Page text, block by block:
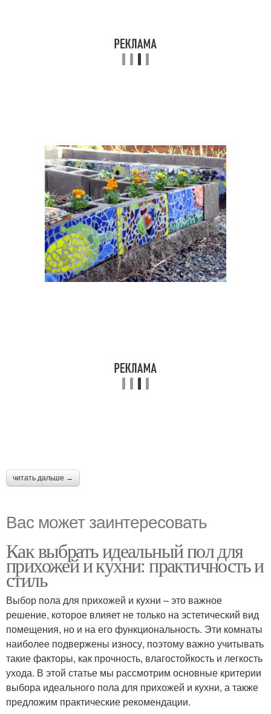
читать дальше →
Вас может заинтересовать
Как выбрать идеальный пол для
прихожей и кухни: практичность и
стиль
Выбор пола для прихожей и кухни – это важное
решение, которое влияет не только на эстетический вид
помещения, но и на его функциональность. Эти комнаты
наиболее подвержены износу, поэтому важно учитывать
такие факторы, как прочность, влагостойкость и легкость
ухода. В этой статье мы рассмотрим основные критерии
выбора идеального пола для прихожей и кухни, а также
предложим практические рекомендации.